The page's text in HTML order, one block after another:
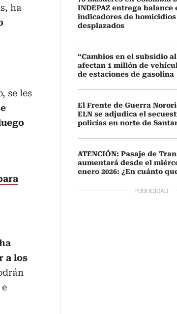
ha
se les
a los
INDEPAZ entrega balance
indicadores de
desplazados
“Cambios en el subsidio
afectan 1 millón de
de estaciones de gasolina
El Frente de Guerra
ELN se adjudica el
policías en norte de
ATENCIÓN: Pasaje de
aumentará desde el
enero 2026: ¿En cuánto